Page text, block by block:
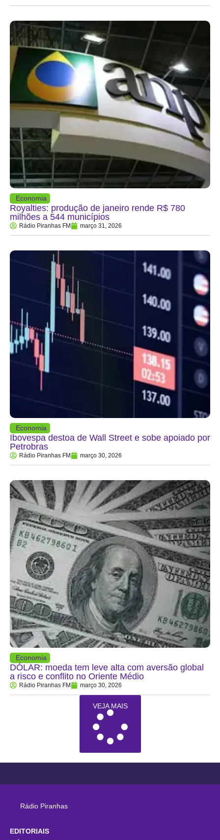
Economia
Royalties: produção de janeiro rende R$ 780
milhões a 544 municípios
Rádio Piranhas FM março 31, 2026
Economia
Ibovespa destoa de Wall Street e sobe apoiado por
Petrobras
Rádio Piranhas FM março 30, 2026
Economia
DÓLAR: moeda tem leve alta com aversão global
a risco e conflito no Oriente Médio
Rádio Piranhas FM março 30, 2026
VEJA MAIS
Rádio Piranhas
EDITORIAIS